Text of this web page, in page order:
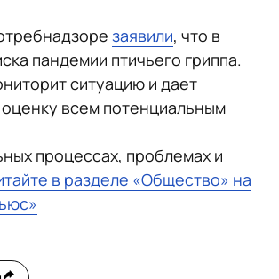
заявили, что в
пандемии птичьего гриппа.
ситуацию и дает
всем потенциальным
процессах, проблемах и
в разделе «Общество» на